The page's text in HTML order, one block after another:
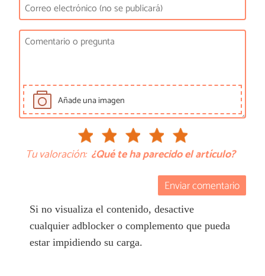
Añade una imagen
Tu valoración: ¿Qué te ha parecido el artículo?
Enviar comentario
Si no visualiza el contenido, desactive
cualquier adblocker o complemento que pueda
estar impidiendo su carga.